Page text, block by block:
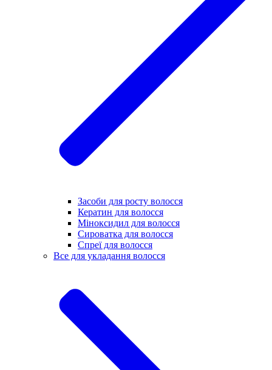
Засоби для росту волосся
Кератин для волосся
Міноксидил для волосся
Сироватка для волосся
Спреї для волосся
Все для укладання волосся